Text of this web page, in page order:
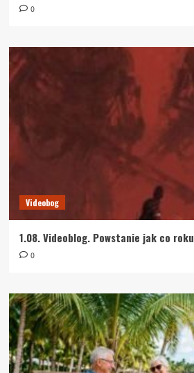
0
Videobog
1.08. Videoblog. Powstanie jak co roku
0